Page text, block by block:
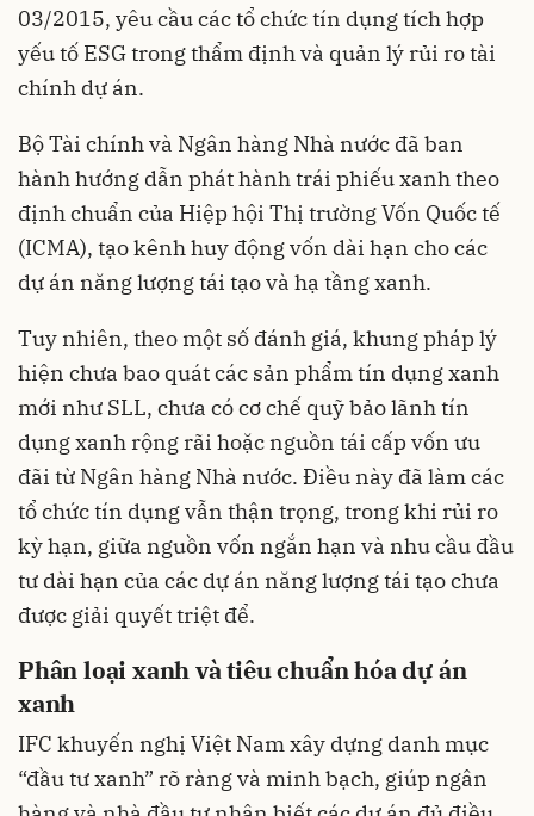
03/2015, yêu cầu các tổ chức tín dụng tích hợp
yếu tố ESG trong thẩm định và quản lý rủi ro tài
chính dự án.
Bộ Tài chính và Ngân hàng Nhà nước đã ban
hành hướng dẫn phát hành trái phiếu xanh theo
định chuẩn của Hiệp hội Thị trường Vốn Quốc tế
(ICMA), tạo kênh huy động vốn dài hạn cho các
dự án năng lượng tái tạo và hạ tầng xanh.
Tuy nhiên, theo một số đánh giá, khung pháp lý
hiện chưa bao quát các sản phẩm tín dụng xanh
mới như SLL, chưa có cơ chế quỹ bảo lãnh tín
dụng xanh rộng rãi hoặc nguồn tái cấp vốn ưu
đãi từ Ngân hàng Nhà nước. Điều này đã làm các
tổ chức tín dụng vẫn thận trọng, trong khi rủi ro
kỳ hạn, giữa nguồn vốn ngắn hạn và nhu cầu đầu
tư dài hạn của các dự án năng lượng tái tạo chưa
được giải quyết triệt để.
Phân loại xanh và tiêu chuẩn hóa dự án
xanh
IFC khuyến nghị Việt Nam xây dựng danh mục
“đầu tư xanh” rõ ràng và minh bạch, giúp ngân